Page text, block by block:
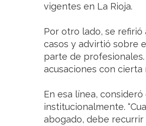
vigentes en La Rioja.
Por otro lado, se
casos y advirtió sobre
parte de
acusaciones con cierta
En esa línea,
institucionalmente.
abogado, debe recurrir